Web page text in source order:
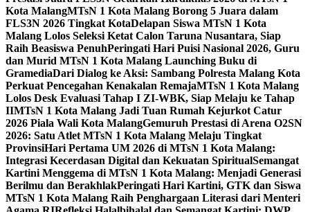
Kota MalangMTsN 1 Kota Malang Borong 5 Juara dalam
FLS3N 2026 Tingkat KotaDelapan Siswa MTsN 1 Kota
Malang Lolos Seleksi Ketat Calon Taruna Nusantara, Siap
Raih Beasiswa PenuhPeringati Hari Puisi Nasional 2026, Guru
dan Murid MTsN 1 Kota Malang Launching Buku di
GramediaDari Dialog ke Aksi: Sambang Polresta Malang Kota
Perkuat Pencegahan Kenakalan RemajaMTsN 1 Kota Malang
Lolos Desk Evaluasi Tahap I ZI-WBK, Siap Melaju ke Tahap
IIMTsN 1 Kota Malang Jadi Tuan Rumah Kejurkot Catur
2026 Piala Wali Kota MalangGemuruh Prestasi di Arena O2SN
2026: Satu Atlet MTsN 1 Kota Malang Melaju Tingkat
ProvinsiHari Pertama UM 2026 di MTsN 1 Kota Malang:
Integrasi Kecerdasan Digital dan Kekuatan SpiritualSemangat
Kartini Menggema di MTsN 1 Kota Malang: Menjadi Generasi
Berilmu dan BerakhlakPeringati Hari Kartini, GTK dan Siswa
MTsN 1 Kota Malang Raih Penghargaan Literasi dari Menteri